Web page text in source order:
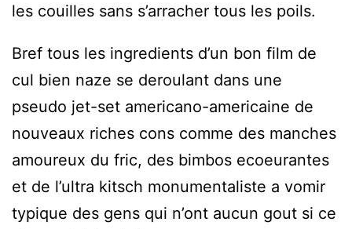
les couilles sans s’arracher tous les poils.
Bref tous les ingredients d’un bon film de
cul bien naze se deroulant dans une
pseudo jet-set americano-americaine de
nouveaux riches cons comme des manches
amoureux du fric, des bimbos ecoeurantes
et de l’ultra kitsch monumentaliste a vomir
typique des gens qui n’ont aucun gout si ce